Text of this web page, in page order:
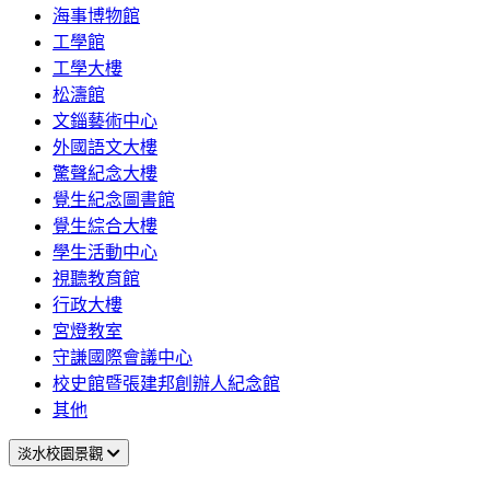
海事博物館
工學館
工學大樓
松濤館
文錙藝術中心
外國語文大樓
驚聲紀念大樓
覺生紀念圖書館
覺生綜合大樓
學生活動中心
視聽教育館
行政大樓
宮燈教室
守謙國際會議中心
校史館暨張建邦創辦人紀念館
其他
淡水校園景觀